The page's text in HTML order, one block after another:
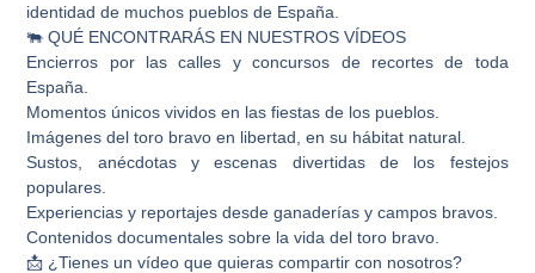
identidad de muchos pueblos de España.
🐃 QUÉ ENCONTRARÁS EN NUESTROS VÍDEOS
Encierros por las calles y concursos de recortes de toda
España.
Momentos únicos vividos en las fiestas de los pueblos.
Imágenes del toro bravo en libertad, en su hábitat natural.
Sustos, anécdotas y escenas divertidas de los festejos
populares.
Experiencias y reportajes desde ganaderías y campos bravos.
Contenidos documentales sobre la vida del toro bravo.
📩 ¿Tienes un vídeo que quieras compartir con nosotros?